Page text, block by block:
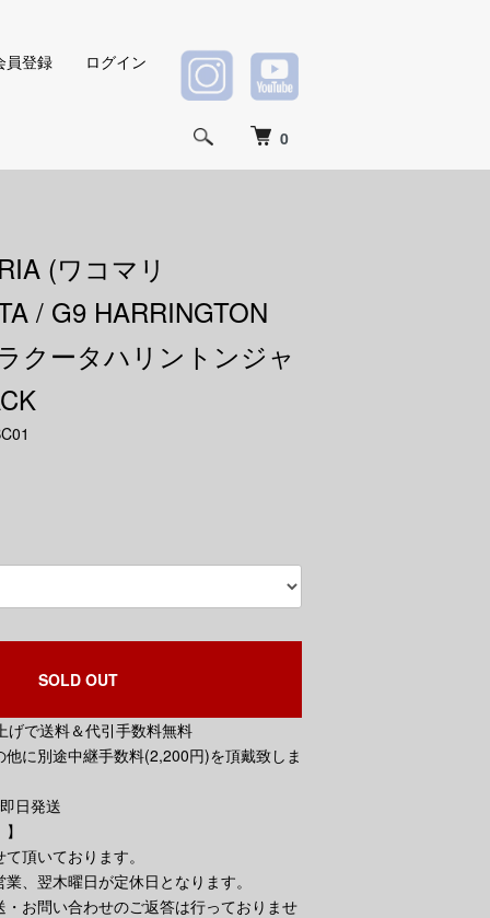
0
員登録 ログイン
(ワコマリ
/ G9 HARRINGTON
クータハリントンジャ
SOLD OUT
げで送料＆代引手数料無料
に別途中継手数料(2,200円)を頂戴致しま
日発送
頂いております。
、翌木曜日が定休日となります。
お問い合わせのご返答は行っておりませ